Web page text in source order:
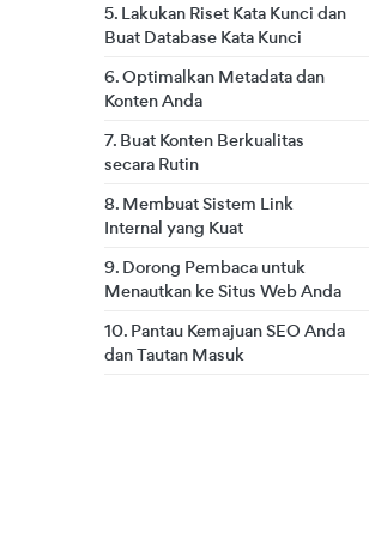
5. Lakukan Riset Kata Kunci dan
Buat Database Kata Kunci
6. Optimalkan Metadata dan
Konten Anda
7. Buat Konten Berkualitas
secara Rutin
8. Membuat Sistem Link
Internal yang Kuat
9. Dorong Pembaca untuk
Menautkan ke Situs Web Anda
10. Pantau Kemajuan SEO Anda
dan Tautan Masuk